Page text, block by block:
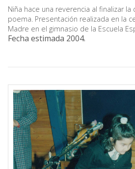
Niña hace una reverencia al finalizar
poema. Presentación realizada en la
Madre en el gimnasio de la Escuela
Fecha estimada 2004.